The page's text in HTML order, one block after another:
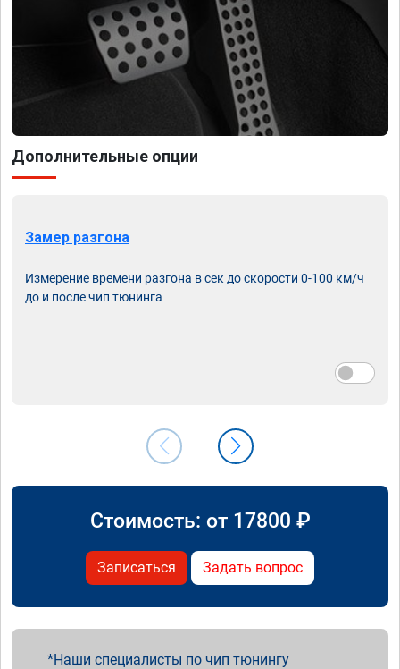
Дополнительные опции
Замер разгона
Измерение времени разгона в сек до скорости 0-100 км/ч
до и после чип тюнинга
Стоимость: от 17800 ₽
Записаться Задать вопрос
Наши специалисты по чип тюнингу